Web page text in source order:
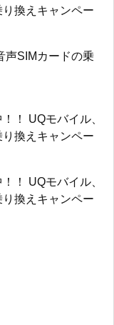
換えキャンペー
声SIMカードの乗
！ UQモバイル、
換えキャンペー
！ UQモバイル、
換えキャンペー